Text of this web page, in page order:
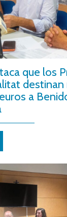
que los
destinan
a